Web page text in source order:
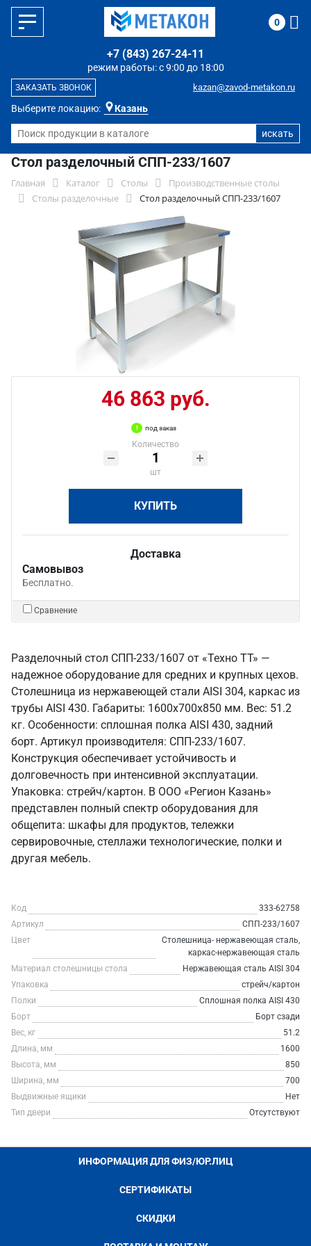
Выберите локацию: Казань
режим работы: с 9:00 до 18:00
+7 (843) 267-24-11
kazan@zavod-metakon.ru
ЗАКАЗАТЬ ЗВОНОК
0
Стол разделочный СПП-233/1607
Главная Каталог Столы
Производственные столы
Столы разделочные
Стол разделочный СПП-233/1607
46 863 руб.
под заказ
Количество
шт
КУПИТЬ
Доставка
Самовывоз
Бесплатно.
Сравнение
Разделочный стол СПП-233/1607 от «Техно ТТ» —
надежное оборудование для средних и крупных цехов.
Столешница из нержавеющей стали AISI 304, каркас из
трубы AISI 430. Габариты: 1600x700x850 мм. Вес: 51.2
кг. Особенности: сплошная полка AISI 430, задний
борт. Артикул производителя: СПП-233/1607.
Конструкция обеспечивает устойчивость и
долговечность при интенсивной эксплуатации.
Упаковка: стрейч/картон. В ООО «Регион Казань»
представлен полный спектр оборудования для
общепита: шкафы для продуктов, тележки
сервировочные, стеллажи технологические, полки и
другая мебель.
Код
333-62758
Артикул
СПП-233/1607
Цвет
Столешница- нержавеющая сталь,
каркас-нержавеющая сталь
Материал столешницы стола
Нержавеющая сталь AISI 304
Упаковка
стрейч/картон
Полки
Сплошная полка AISI 430
Борт
Борт сзади
Вес, кг
51.2
Длина, мм
1600
Высота, мм
850
Ширина, мм
700
Выдвижные ящики
Нет
Тип двери
Отсутствуют
ИНФОРМАЦИЯ ДЛЯ ФИЗ/ЮР.ЛИЦ
СЕРТИФИКАТЫ
СКИДКИ